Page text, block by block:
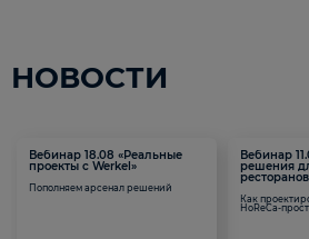
НОВОСТИ
Вебинар 18.08 «Реальные
проекты с Werkel»
Пополняем арсенал решений
Вебинар
решения
Как
HoReCa-